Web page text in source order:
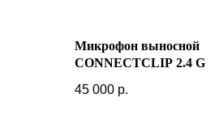
Микрофон выносной
CONNECTCLIP 2.4 G
45 000 р.